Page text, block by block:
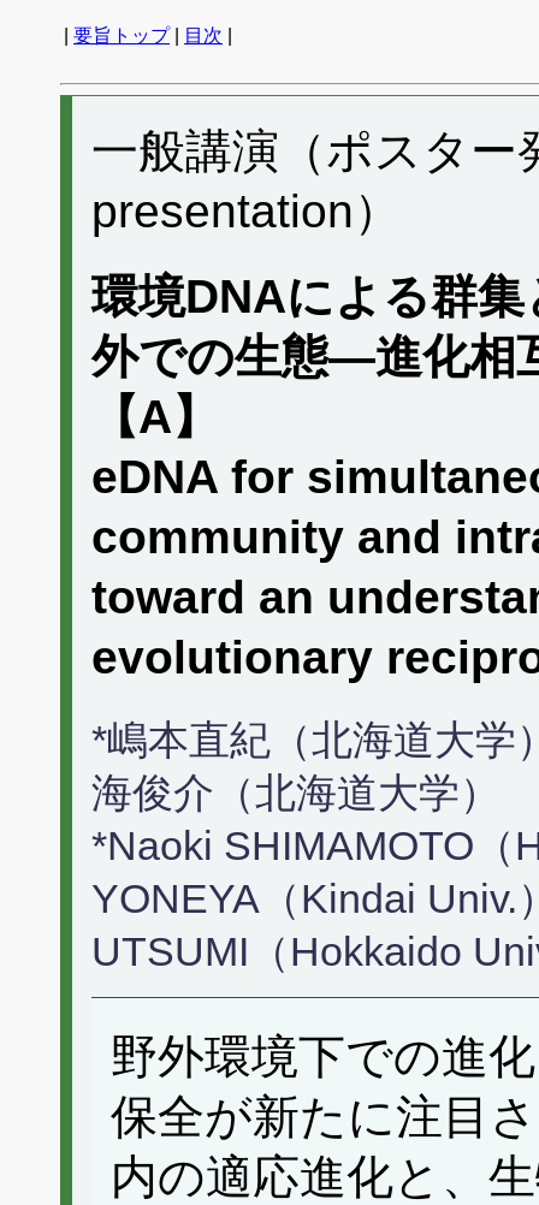
要旨トップ| 目次
一般講演（ポスタ
presentation）
環境DNAによる群
外での生態―進化相
【A】
eDNA for
community and
toward an
evolutionary
*嶋本直紀（北海道大学
海俊介（北海道大学）
*Naoki SHIMAMOTO（
YONEYA（Kindai Univ.
UTSUMI（Hokkaido
野外環境下での進
保全が新たに注目
内の適応進化と、